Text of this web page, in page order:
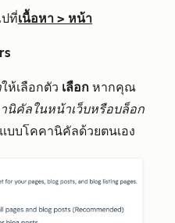
ที่เนื้อหา > หน้า
ให้เลือกตัว เลือก หากคุณ
นิคัลในหน้าเว็บหรือบล็อก
บบโคคานิคัลด้วยตนเอง